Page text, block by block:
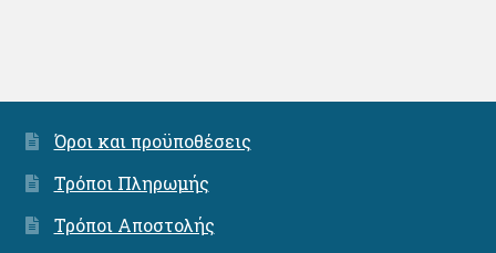
Όροι και προϋποθέσεις
Τρόποι Πληρωμής
Τρόποι Αποστολής